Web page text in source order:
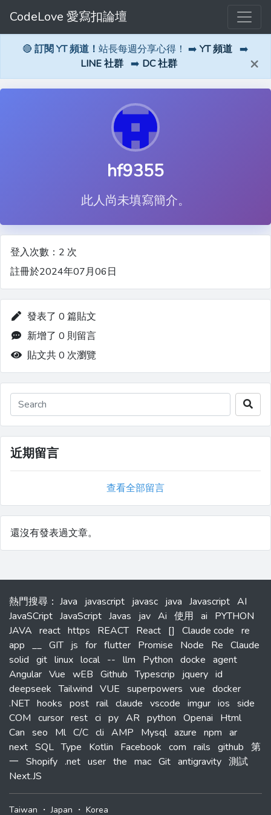
CodeLove 愛寫扣論壇
🔴 訂閱 YT 頻道！ 站長每週分享心得！ ➡️ YT 頻道 ➡️
LINE 社群 ➡️ DC 社群 ×
hf9355
此人尚未填寫簡介。
登入次數：2 次
註冊於2024年07月06日
發表了 0 篇貼文
新增了 0 則留言
貼文共 0 次瀏覽
近期留言
查看全部留言
還沒有發表過文章。
熱門搜尋 ： Java javascript javasc java Javascript AI
JavaSCript JavaScript Javas jav Ai 使用 ai
PYTHON
JAVA react https REACT React [] Claude code re
app __ GIT js for flutter Promise Node Re Claude
solid git linux local -- llm Python docke agent
Angular Vue wEB Github Typescrip jquery id
deepseek Tailwind VUE superpowers vue docker
.NET hooks post rail claude vscode imgur ios side
COM cursor rest ci py AR python Openai
Html
Can seo Ml C/C cli AMP Mysql azure npm ar
next SQL Type Kotlin Facebook com rails github 第
一 Shopify .net user the mac Git antigravity 測試
Next.JS
Taiwan ・Japan ・ Korea